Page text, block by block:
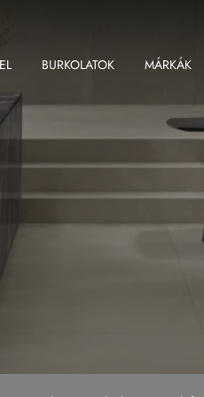
BURKOLATOK
2 cm-es greslap
2 cm-es padlólap
MÁRKÁK
Gardenia
Iris